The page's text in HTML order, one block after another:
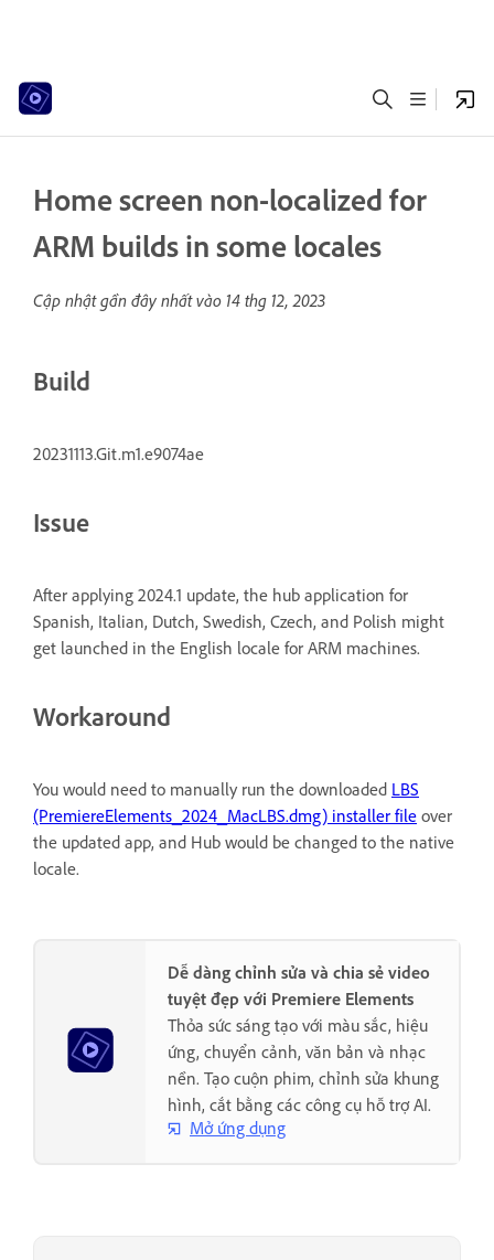
Home screen non-localized for
ARM builds in some locales
Cập nhật gần đây nhất vào 14 thg 12, 2023
Build
20231113.Git.m1.e9074ae
Issue
After applying 2024.1 update, the hub application for
Spanish, Italian, Dutch, Swedish, Czech, and Polish might
get launched in the English locale for ARM machines.
Workaround
You would need to manually run the downloaded LBS
(PremiereElements_2024_MacLBS.dmg) installer file over
the updated app, and Hub would be changed to the native
locale.
Dễ dàng chỉnh sửa và chia sẻ video
tuyệt đẹp với Premiere Elements
Thỏa sức sáng tạo với màu sắc, hiệu
ứng, chuyển cảnh, văn bản và nhạc
nền. Tạo cuộn phim, chỉnh sửa khung
hình, cắt bằng các công cụ hỗ trợ AI.
Mở ứng dụng